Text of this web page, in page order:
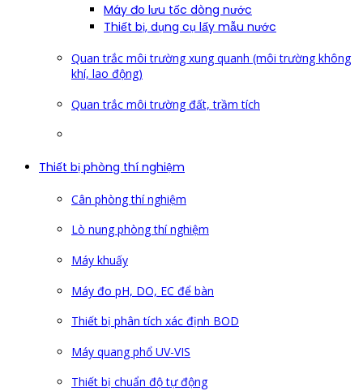
Máy đo lưu tốc dòng nước
Thiết bị, dụng cụ lấy mẫu nước
Quan trắc môi trường xung quanh (môi trường không
khí, lao động)
Quan trắc môi trường đất, trầm tích
Thiết bị phòng thí nghiệm
Cân phòng thí nghiệm
Lò nung phòng thí nghiệm
Máy khuấy
Máy đo pH, DO, EC để bàn
Thiết bị phân tích xác định BOD
Máy quang phổ UV-VIS
Thiết bị chuẩn độ tự động